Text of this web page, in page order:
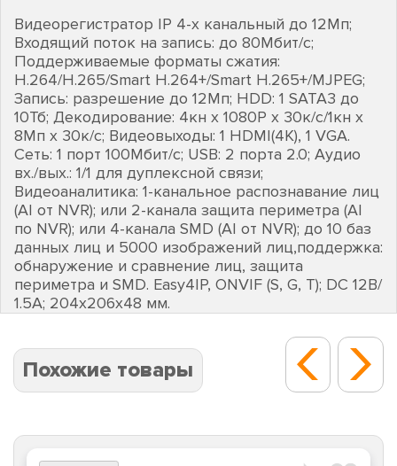
Видеорегистратор IP 4-х канальный до 12Мп;
Входящий поток на запись: до 80Мбит/с;
Поддерживаемые форматы сжатия:
H.264/H.265/Smart H.264+/Smart H.265+/MJPEG;
Запись: разрешение до 12Мп; HDD: 1 SATA3 до
10Тб; Декодирование: 4кн х 1080Р х 30к/с/1кн х
8Мп х 30к/с; Видеовыходы: 1 HDMI(4К), 1 VGA.
Сеть: 1 порт 100Мбит/с; USB: 2 порта 2.0; Аудио
вх./вых.: 1/1 для дуплексной связи;
Видеоаналитика: 1-канальное распознавание лиц
(AI от NVR); или 2-канала защита периметра (AI
по NVR); или 4-канала SMD (AI от NVR); до 10 баз
данных лиц и 5000 изображений лиц,поддержка:
обнаружение и сравнение лиц, защита
периметра и SMD. Easy4IP, ONVIF (S, G, T); DC 12В/
1.5A; 204х206х48 мм.
Похожие товары